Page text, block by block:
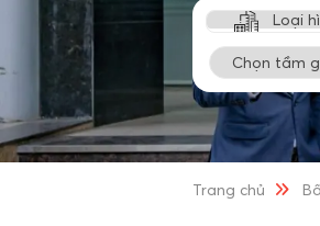
Trang chủ